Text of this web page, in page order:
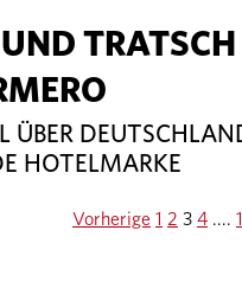
TRATSCH
ÜBER
HOTELMARKE
Vorherige 1 2 3 4 ....